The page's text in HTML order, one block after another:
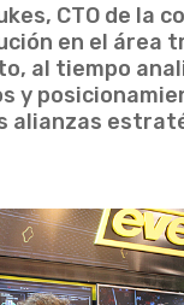
CTO de la
en el área
al tiempo
y
alianzas